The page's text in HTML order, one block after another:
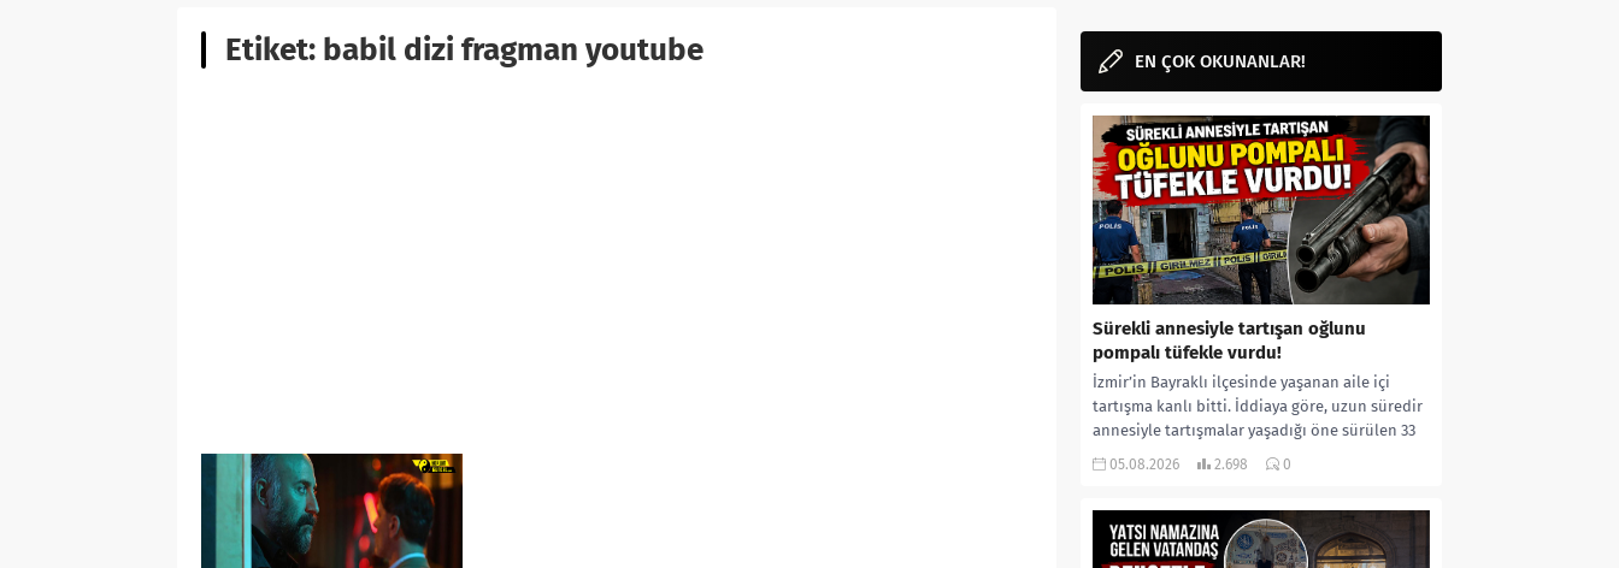
Etiket: babil dizi fragman youtube EN ÇOK OKUNANLAR!
Sürekli annesiyle tartışan oğlunu
pompalı tüfekle vurdu!
İzmir’in Bayraklı ilçesinde yaşanan aile içi
tartışma kanlı bitti. İddiaya göre, uzun süredir
annesiyle tartışmalar yaşadığı öne sürülen 33
yaşındaki...
05.08.2026 2.698 0